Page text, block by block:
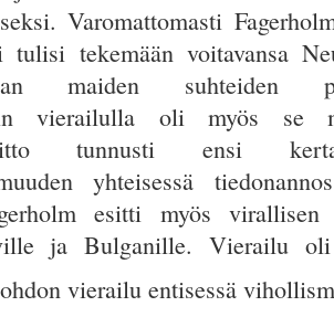
Varomattomasti
tulisi tekemään voitavansa
maiden suhteiden
vierailulla oli myös se
tunnusti ensi
yhteisessä
esitti myös virallisen
ja Bulganille. Vierailu oli
vierailu entisessä